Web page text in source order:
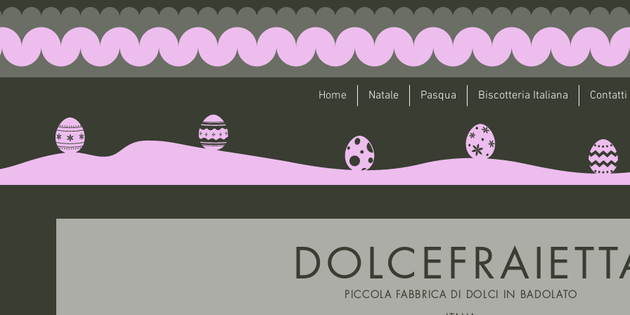
Home Natale Pasqua Biscotteria Italiana Contatti
PICCOLA FABBRICA DI DOLCI IN BADOLATO